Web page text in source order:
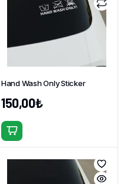
ürün
Hand Wash Only Sticker
150,00₺
Bu
ürünün